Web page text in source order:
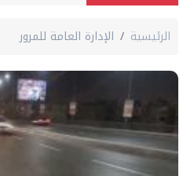
الرئيسية اﻹدارة العامة للمرور